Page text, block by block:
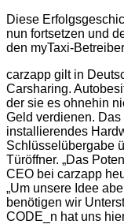
Diese
nun fortsetzen und
den myTaxi-
carzapp gilt in
Carsharing.
der sie es ohnehin
Geld verdienen.
installierendes
Schlüsselübergabe
Türöffner. „Das
CEO bei carzapp
„Um unsere Idee
benötigen wir
CODE_n hat uns